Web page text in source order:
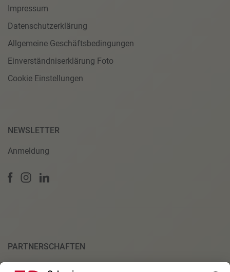
Impressum
Datenschutzerklärung
Allgemeine Geschäftsbedingungen
Einverständniserklärung Foto
Cookie Einstellungen
NEWSLETTER
Anmeldung
PARTNERSCHAFTEN